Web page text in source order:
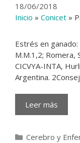
18/06/2018
Inicio » Conicet »
Estrés en
M.M.1,2; Romera,
CICVYA-INTA,
Argentina.
Leer más
Categorías
Cerebro y